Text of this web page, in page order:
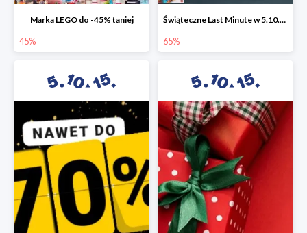
Marka LEGO do -45% taniej
45%
Świąteczne Last Minute w 5.10.15 - zabawki do -65%
65%